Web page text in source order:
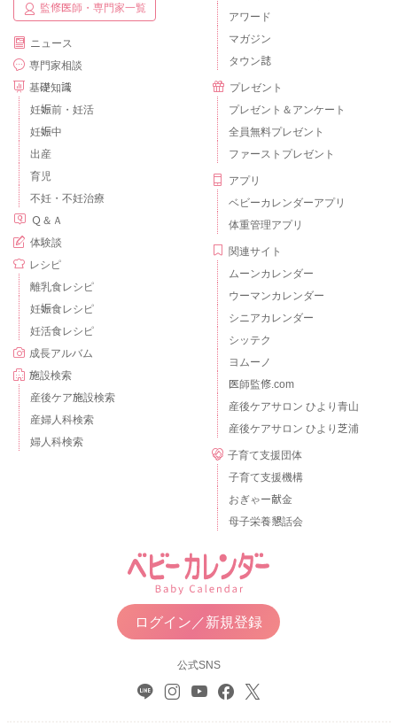
監修医師・専門家一覧
ニュース
専門家相談
基礎知識
妊娠前・妊活
妊娠中
出産
育児
不妊・不妊治療
Ｑ＆Ａ
体験談
レシピ
離乳食レシピ
妊娠食レシピ
妊活食レシピ
成長アルバム
施設検索
産後ケア施設検索
産婦人科検索
婦人科検索
アワード
マガジン
タウン誌
プレゼント
プレゼント＆アンケート
全員無料プレゼント
ファーストプレゼント
アプリ
ベビーカレンダーアプリ
体重管理アプリ
関連サイト
ムーンカレンダー
ウーマンカレンダー
シニアカレンダー
シッテク
ヨムーノ
医師監修.com
産後ケアサロン ひより青山
産後ケアサロン ひより芝浦
子育て支援団体
子育て支援機構
おぎゃー献金
母子栄養懇話会
ログイン／新規登録
公式SNS